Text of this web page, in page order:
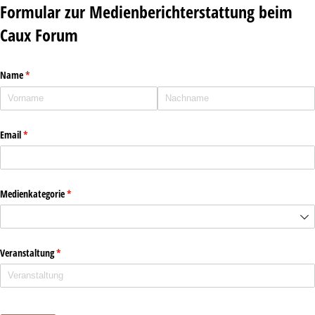
Formular zur Medienberichterstattung beim
Caux Forum
Name*
(erforderlich)
Email*
(erforderlich)
Medienkategorie*
(erforderlich)
Veranstaltung*
(erforderlich)